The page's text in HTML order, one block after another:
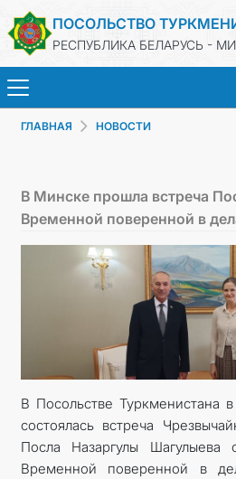
ПОСОЛЬСТВО
РЕСПУБЛИКА БЕЛАРУСЬ -
КОНСУЛЬСКИЕ
МИД
КОНТАКТНЫЕ
ГЛАВНАЯ НОВОСТИ
В Минске прошла встреча
Временной поверенной в
В Посольстве Туркменистана
состоялась встреча
Посла Назаргулы Шагулыева
Временной поверенной в